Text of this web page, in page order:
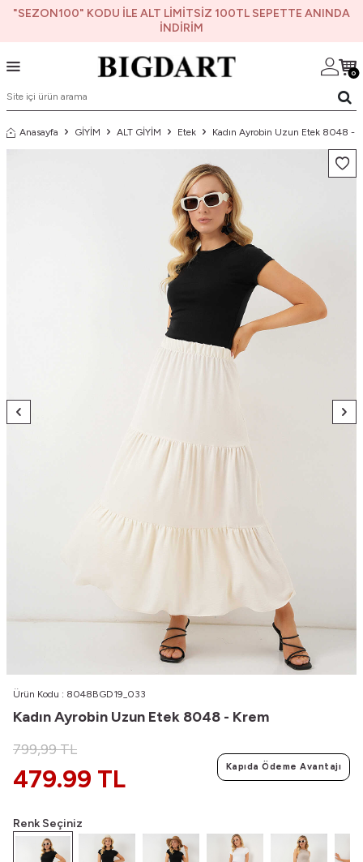
"SEZON100" KODU İLE ALT LİMİTSİZ 100TL SEPETTE ANINDA
İNDİRİM
0
Anasayfa GİYİM ALT GİYİM Etek Kadın Ayrobin Uzun Etek 8048 -
Ürün Kodu : 8048BGD19_033
Kadın Ayrobin Uzun Etek 8048 - Krem
799,99TL
479.99 TL Kapıda Ödeme Avantajı
Renk Seçiniz